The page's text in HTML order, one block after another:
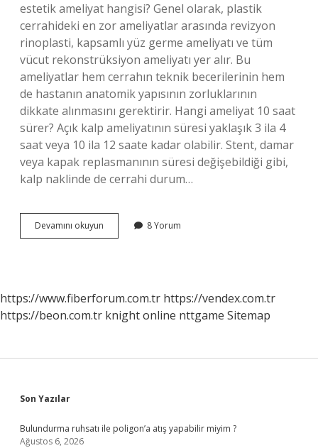
estetik ameliyat hangisi? Genel olarak, plastik
cerrahideki en zor ameliyatlar arasında revizyon
rinoplasti, kapsamlı yüz germe ameliyatı ve tüm
vücut rekonstrüksiyon ameliyatı yer alır. Bu
ameliyatlar hem cerrahın teknik becerilerinin hem
de hastanın anatomik yapısının zorluklarının
dikkate alınmasını gerektirir. Hangi ameliyat 10 saat
sürer? Açık kalp ameliyatının süresi yaklaşık 3 ila 4
saat veya 10 ila 12 saate kadar olabilir. Stent, damar
veya kapak replasmanının süresi değişebildiği gibi,
kalp naklinde de cerrahi durum…
Devamını okuyun
Zor
8 Yorum
https://www.fiberforum.com.tr https://vendex.com.tr
https://beon.com.tr knight online nttgame Sitemap
Sidebar
Son Yazılar
Bulundurma ruhsatı ile poligon’a atış yapabilir miyim ?
Ağustos 6, 2026